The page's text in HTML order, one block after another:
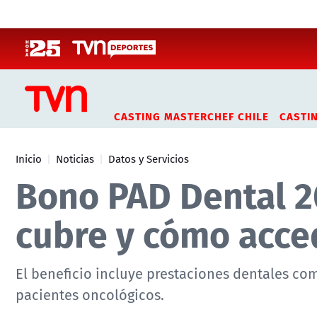
CASTING MASTERCHEF CHILE
Inicio Noticias Datos y Servicios
Bono PAD Dental
cubre y cómo
El beneficio incluye prestaciones dentales
pacientes oncológicos.